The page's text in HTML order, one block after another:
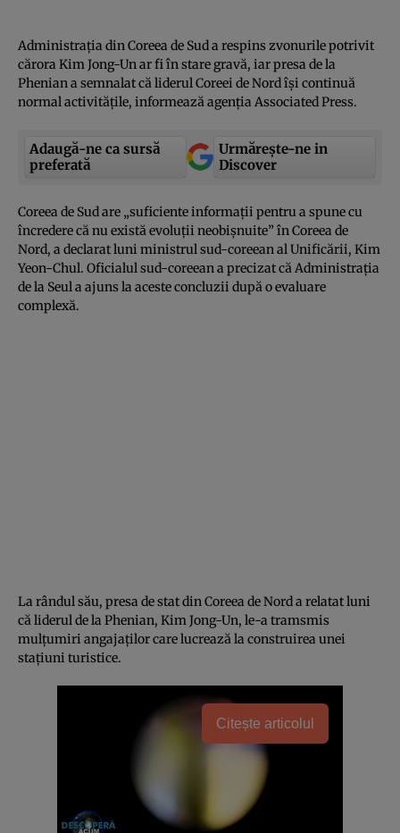
Administraţia din Coreea de Sud a respins zvonurile potrivit
cărora Kim Jong-Un ar fi în stare gravă, iar presa de la
Phenian a semnalat că liderul Coreei de Nord îşi continuă
normal activităţile, informează agenţia Associated Press.
Adaugă-ne ca sursă
preferată
Urmărește-ne in
Discover
Coreea de Sud are „suficiente informaţii pentru a spune cu
încredere că nu există evoluţii neobişnuite” în Coreea de
Nord, a declarat luni ministrul sud-coreean al Unificării, Kim
Yeon-Chul. Oficialul sud-coreean a precizat că Administraţia
de la Seul a ajuns la aceste concluzii după o evaluare
complexă.
La rândul său, presa de stat din Coreea de Nord a relatat luni
că liderul de la Phenian, Kim Jong-Un, le-a tramsmis
mulţumiri angajaţilor care lucrează la construirea unei
staţiuni turistice.
Citește articolul